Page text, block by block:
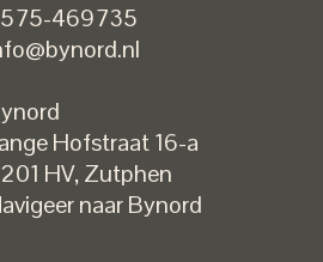
469735
Hofstraat 16-a
HV,Zutphen
naar Bynord